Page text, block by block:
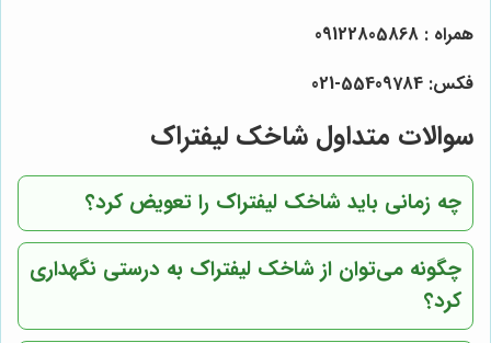
همراه : 09122805868
فکس: 55409784-021
سوالات متداول شاخک لیفتراک
چه زمانی باید شاخک لیفتراک را تعویض کرد؟
چگونه می‌توان از شاخک لیفتراک به درستی نگهداری
کرد؟